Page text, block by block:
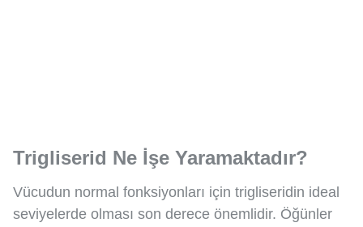
Trigliserid Ne İşe Yaramaktadır?
Vücudun normal fonksiyonları için trigliseridin ideal
seviyelerde olması son derece önemlidir. Öğünler